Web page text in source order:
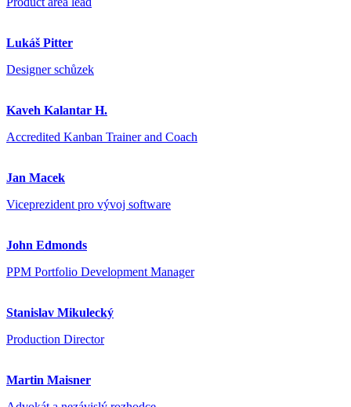
Lukáš Pitter
Designer schůzek
Kaveh Kalantar H.
Accredited Kanban Trainer and Coach
Jan Macek
Viceprezident pro vývoj software
John Edmonds
PPM Portfolio Development Manager
Stanislav Mikulecký
Production Director
Martin Maisner